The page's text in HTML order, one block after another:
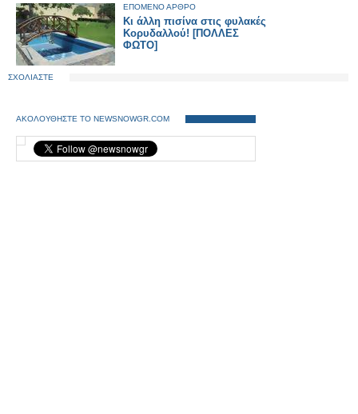
ΕΠΟΜΕΝΟ ΑΡΘΡΟ
Κι άλλη πισίνα στις φυλακές
Κορυδαλλού! [ΠΟΛΛΕΣ
ΦΩΤΟ]
ΣΧΟΛΙΑΣΤΕ
ΑΚΟΛΟΥΘΗΣΤΕ ΤΟ NEWSNOWGR.COM